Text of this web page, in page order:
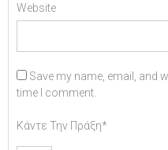
Website
Save my name, email, and
time I comment.
Κάντε Την Πράξη*